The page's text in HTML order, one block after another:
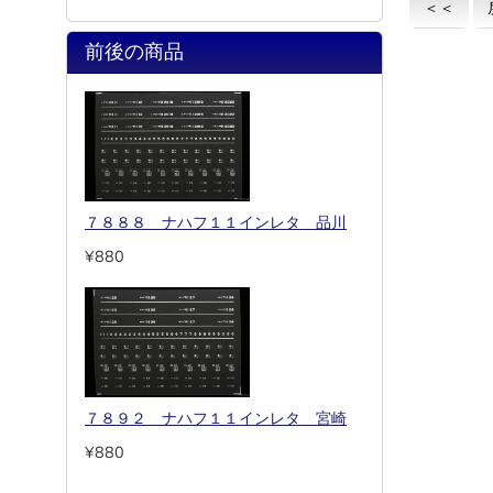
＜＜
前後の商品
７８８８ ナハフ１１インレタ 品川
¥880
７８９２ ナハフ１１インレタ 宮崎
¥880